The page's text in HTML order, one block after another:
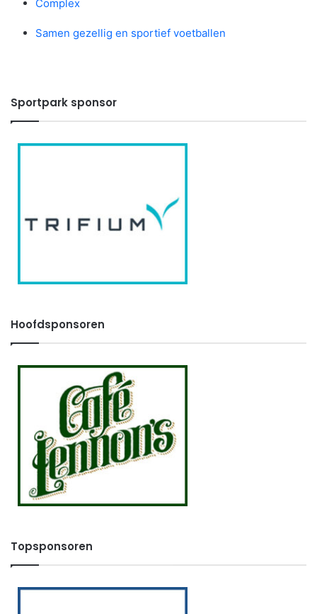
Complex
Samen gezellig en sportief voetballen
Sportpark sponsor
Hoofdsponsoren
Topsponsoren